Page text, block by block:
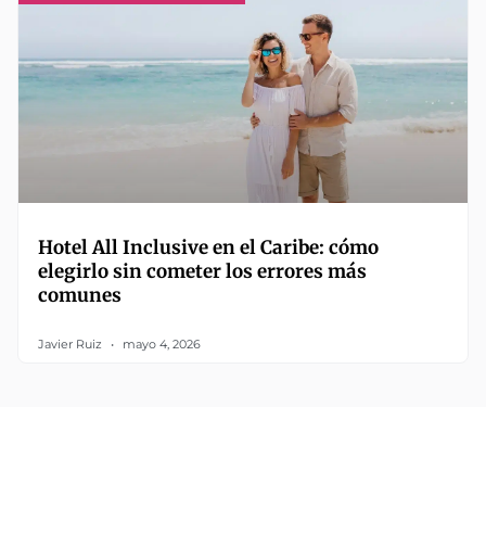
Hotel All Inclusive en el Caribe: cómo
elegirlo sin cometer los errores más
comunes
Javier Ruiz mayo 4, 2026